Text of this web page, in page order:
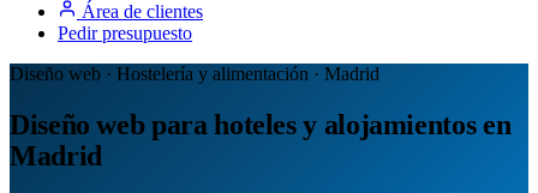
Área de clientes
Pedir presupuesto
Diseño web · Hostelería y alimentación · Madrid
Diseño web para hoteles y alojamientos en
Madrid